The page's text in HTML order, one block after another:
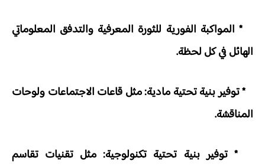
* المواكبة الفورية للثورة المعرفية والتدفق المعلوماتي
الهائل في كل لحظة.
* توفير بنية تحتية مادية: مثل قاعات الاجتماعات ولوحات
المناقشة.
* توفير بنية تحتية تكنولوجية: مثل تقنيات تقاسم